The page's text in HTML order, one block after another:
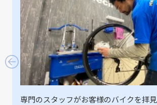
専門のスタッフがお客様のバイクを拝